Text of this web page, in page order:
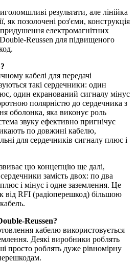
результати, але лінійка
як позолочені роз'єми, конструкція
електромагнітних
Reussen для підвищеного
кабелі для передачі
такі сердечники: один
один екранований сигналу мінус
полярністю до сердечника з
оболонка, яка виконує роль
звуку ефективно пригнічує
по довжині кабелю,
для сердечників сигналу плюс і
цю концепцію ще далі,
замість двох: по два
і мінус і одне заземлення. Це
від RFI (радіоперешкод) більшою
Reussen?
кабелю використовується
Деякі виробники роблять
просто роблять дуже рівномірну